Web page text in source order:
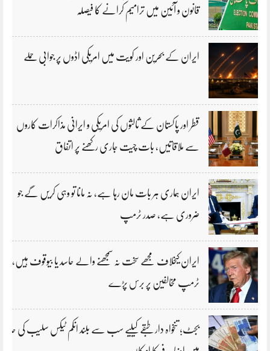
قانون و آئین میں ترامیم کرانے کا فیصلہ
ایران کے بحرین اور کویت میں امریکی اڈوں پر جوابی حملے
قطر اور پاکستان کے ثالثوں کی امریکی و ایرانی مذاکرات کاروں
سے ملاقاتیں، بات چیت جاری رکھنے پر اتفاق
ایران ہماری ہر بات مان رہا ہے، نہ مانا تو وہی کریں گے جو
ضروری ہے، صدر ٹرمپ
ایران کیخلاف مجھے سخت نہ سمجھنے والے حاسد یا بیوقوف ہیں،
ٹرمپ مخالفین پر برس پڑے
بجٹ؛ تنخواہ دار طبقے کیلیے سب سے بلند انکم ٹیکس سلیب کی حد